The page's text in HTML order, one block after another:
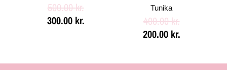
500.00kr.
300.00 kr.
Tunika
400.00kr.
200.00 kr.